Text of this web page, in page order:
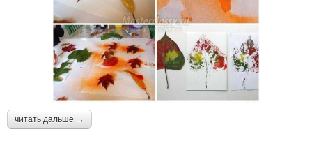
читать дальше →